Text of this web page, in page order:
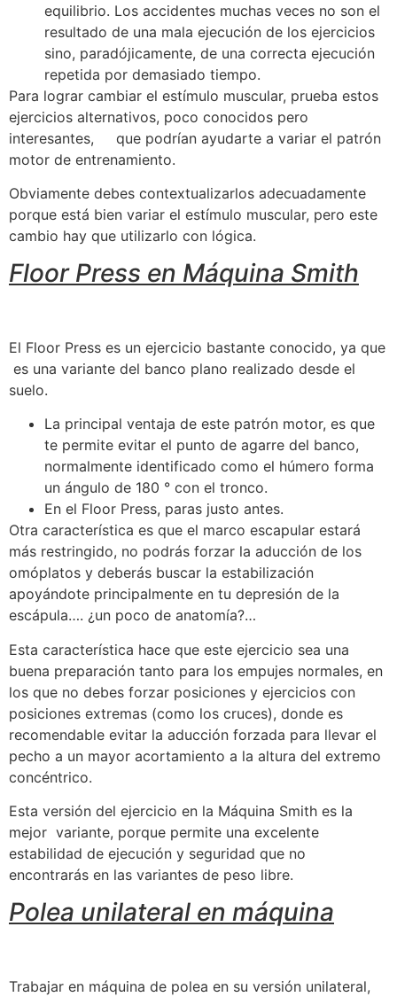
equilibrio. Los accidentes muchas veces no son el
resultado de una mala ejecución de los ejercicios
sino, paradójicamente, de una correcta ejecución
repetida por demasiado tiempo.
Para lograr cambiar el estímulo muscular, prueba estos
ejercicios alternativos, poco conocidos pero
interesantes, que podrían ayudarte a variar el patrón
motor de entrenamiento.
Obviamente debes contextualizarlos adecuadamente
porque está bien variar el estímulo muscular, pero este
cambio hay que utilizarlo con lógica.
Floor Press en Máquina Smith
El Floor Press es un ejercicio bastante conocido, ya que
es una variante del banco plano realizado desde el
suelo.
La principal ventaja de este patrón motor, es que
te permite evitar el punto de agarre del banco,
normalmente identificado como el húmero forma
un ángulo de 180 ° con el tronco.
En el Floor Press, paras justo antes.
Otra característica es que el marco escapular estará
más restringido, no podrás forzar la aducción de los
omóplatos y deberás buscar la estabilización
apoyándote principalmente en tu depresión de la
escápula…. ¿un poco de anatomía?…
Esta característica hace que este ejercicio sea una
buena preparación tanto para los empujes normales, en
los que no debes forzar posiciones y ejercicios con
posiciones extremas (como los cruces), donde es
recomendable evitar la aducción forzada para llevar el
pecho a un mayor acortamiento a la altura del extremo
concéntrico.
Esta versión del ejercicio en la Máquina Smith es la
mejor variante, porque permite una excelente
estabilidad de ejecución y seguridad que no
encontrarás en las variantes de peso libre.
Polea unilateral en máquina
Trabajar en máquina de polea en su versión unilateral,